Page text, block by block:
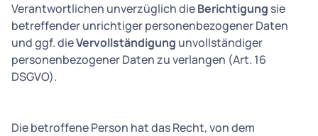
Verantwortlichen unverzüglich dieBerichtigung sie
betreffender unrichtiger personenbezogener Daten
und ggf. dieVervollständigung unvollständiger
personenbezogener Daten zu verlangen (Art. 16
DSGVO).
Die betroffene Person hat das Recht, von dem